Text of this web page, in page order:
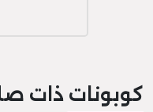
كوبونات ذات